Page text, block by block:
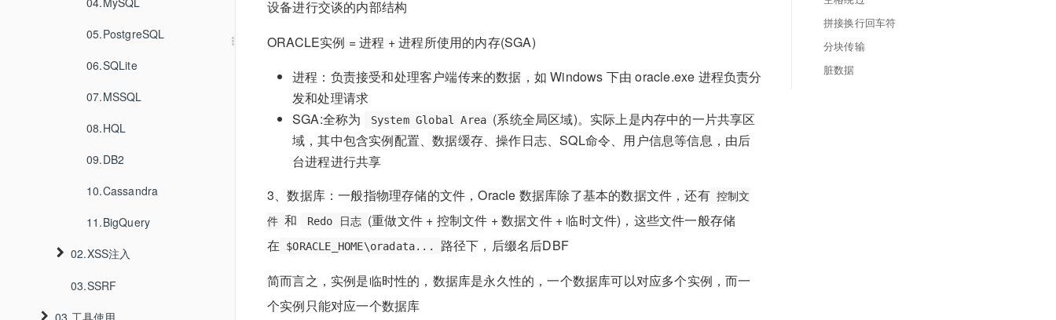
04.google查询
05.PostgreSQL
06.SQLite
07.MSSQL
08.HQL
09.DB2
10.Cassandra
11.BigQuery
02.XSS注入
01.XSSInAngular
03.SSRF
03.工具使用
拼接换行回车符
分块传输
脏数据
设备进行交谈的内部结构
ORACLE实例 = 进程 + 进程所使用的内存(SGA)
进程：负责接受和处理客户端传来的数据，如 Windows 下由 oracle.exe 进程负责分
发和处理请求
SGA:全称为
System Global Area (系统全局区域)。实际上是内存中的一片共享区
域，其中包含实例配置、数据缓存、操作日志、SQL命令、用户信息等信息，由后
台进程进行共享
3、数据库：一般指物理存储的文件，Oracle 数据库除了基本的数据文件，还有 控制文
件 和 Redo 日志 (重做文件 + 控制文件 + 数据文件 + 临时文件)，这些文件一般存储
在
$ORACLE_HOME\oradata...
路径下，后缀名后DBF
简而言之，实例是临时性的，数据库是永久性的，一个数据库可以对应多个实例，而一
个实例只能对应一个数据库